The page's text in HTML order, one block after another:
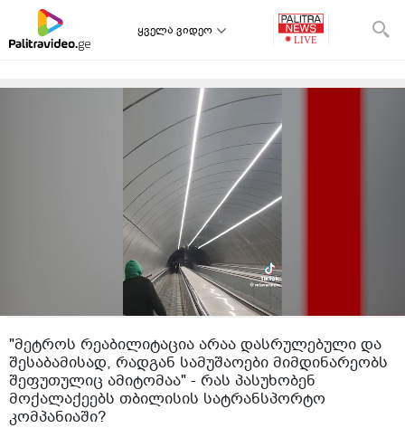
ყველა ვიდეო
"მეტროს რეაბილიტაცია არაა დასრულებული და
შესაბამისად, რადგან სამუშაოები მიმდინარეობს
შეფუთულიც ამიტომაა" - რას პასუხობენ
მოქალაქეებს თბილისის სატრანსპორტო
კომპანიაში?